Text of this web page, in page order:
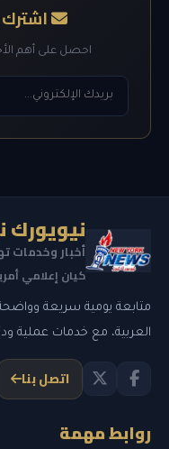
اشترك
احصل على أهم
نيويورك
أخبار وخدمات
كيان إعلامي أمريكي
متابعة يومية سريعة وواضحة
العربية، مع خدمات عملية
اتصل بنا
روابط مهمة